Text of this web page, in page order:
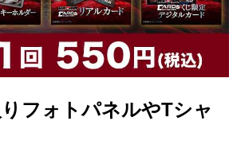
フォトパネルやTシャ